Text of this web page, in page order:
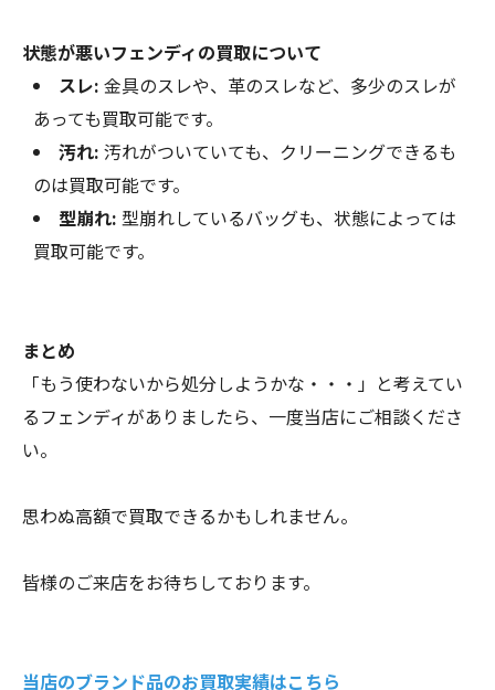
状態が悪いフェンディの買取について
スレ: 金具のスレや、革のスレなど、多少のスレが
あっても買取可能です。
汚れ: 汚れがついていても、クリーニングできるも
のは買取可能です。
型崩れ: 型崩れしているバッグも、状態によっては
買取可能です。
まとめ
「もう使わないから処分しようかな・・・」と考えてい
るフェンディがありましたら、一度当店にご相談くださ
い。
思わぬ高額で買取できるかもしれません。
皆様のご来店をお待ちしております。
当店のブランド品のお買取実績はこちら